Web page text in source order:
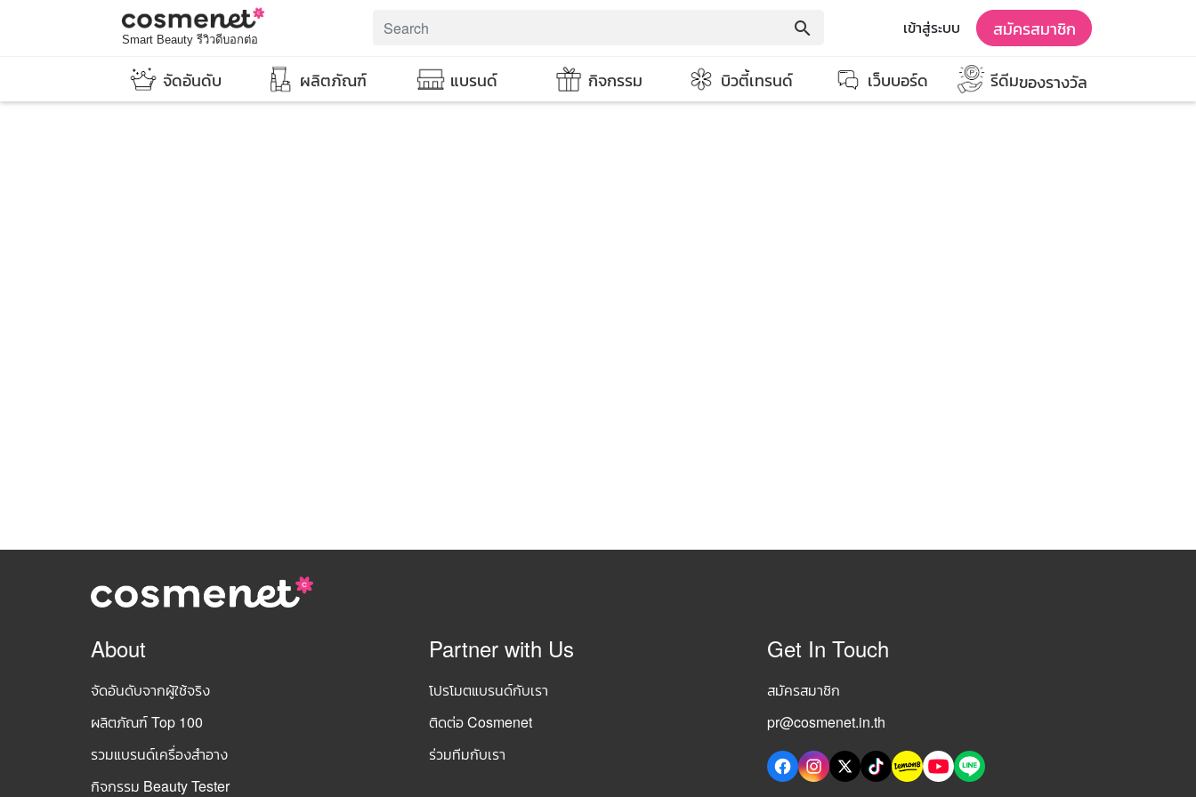
Smart Beauty รีวิวดีบอกต่อ
search เข้าสู่ระบบ สมัครสมาชิก
จัดอันดับ ผลิตภัณฑ์ แบรนด์ กิจกรรม บิวตี้เทรนด์ เว็บบอร์ด รีดีมของรางวัล
About
จัดอันดับจากผู้ใช้จริง
ผลิตภัณฑ์ Top 100
รวมแบรนด์เครื่องสำอาง
กิจกรรม Beauty Tester
Partner with Us
โปรโมตแบรนด์กับเรา
ติดต่อ Cosmenet
ร่วมทีมกับเรา
Get In Touch
สมัครสมาชิก
pr@cosmenet.in.th